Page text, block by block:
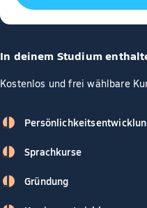
In deinem Studium
Kostenlos und frei wählbare
Sprachkurse
Gründung